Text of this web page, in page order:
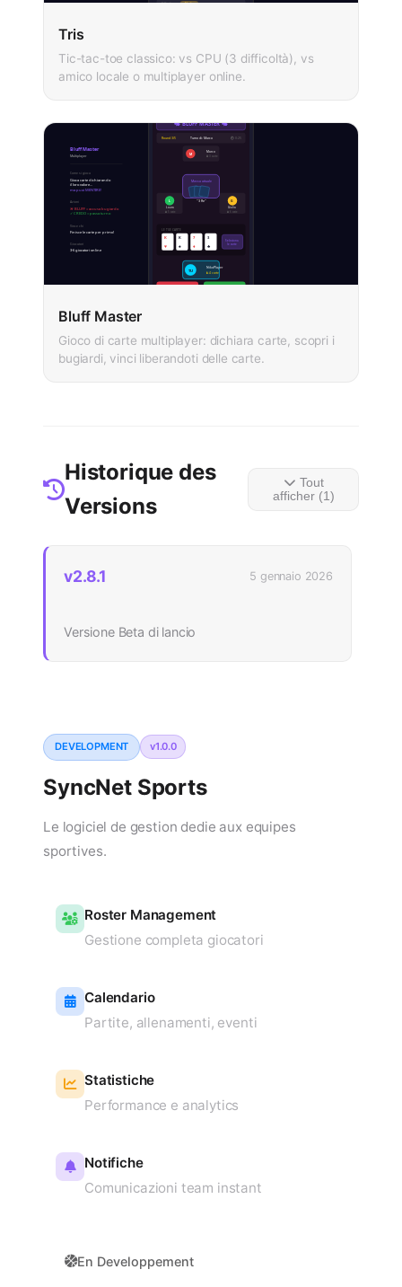
Tris
Tic-tac-toe classico: vs CPU (3 difficoltà), vs
amico locale o multiplayer online.
Bluff Master
Gioco di carte multiplayer: dichiara carte, scopri i
bugiardi, vinci liberandoti delle carte.
Historique des
Versions
Tout
afficher (1)
v2.8.1 5 gennaio 2026
Versione Beta di lancio
DEVELOPMENT v1.0.0
SyncNet Sports
Le logiciel de gestion dedie aux equipes
sportives.
Roster Management
Gestione completa giocatori
Calendario
Partite, allenamenti, eventi
Statistiche
Performance e analytics
Notifiche
Comunicazioni team instant
En Developpement